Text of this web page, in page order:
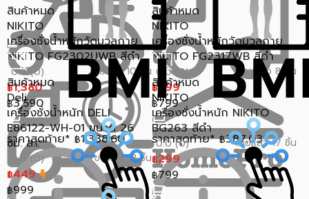
สินค้าหมด
NIKITO
เครื่องชั่งน้ำหนักวัดมวลกาย
NIKITO FG2302UWB สีดำ
0.0 (0) ขายแล้ว 10 ชิ้น
฿1,380
฿3,590
ราคาสุดท้าย* ฿1,338.60
สินค้าหมด
NIKITO
เครื่องชั่งน้ำหนักวัดมวลกาย
NIKITO FG2317WB สีดำ
0.0 (0) ขายแล้ว 8 ชิ้น
฿ 399
฿799
ราคาสุดท้าย* ฿387.03
สินค้าหมด
Deli
เครื่องชั่งน้ำหนัก DELI
E86122-WH-01 ขนาด 26
ซม. ส...
0.0 (0) ขายแล้ว 3 ชิ้น
฿449
฿999
สินค้าหมด
NIKITO
เครื่องชั่งน้ำหนัก NIKITO
BG263 สีดำ
0.0 (0) ขายแล้ว 17 ชิ้น
฿299
฿799